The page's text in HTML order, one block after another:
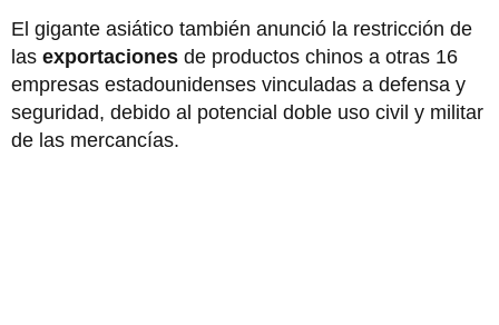
El gigante asiático también anunció la restricción de
las exportaciones de productos chinos a otras 16
empresas estadounidenses vinculadas a defensa y
seguridad, debido al potencial doble uso civil y militar
de las mercancías.